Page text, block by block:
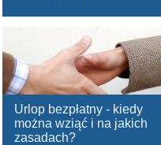
Urlop bezpłatny - kiedy
można wziąć i na jakich
zasadach?